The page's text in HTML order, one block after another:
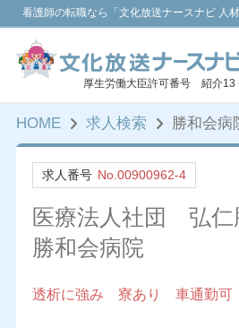
看護師の転職なら「文化放送ナースナビ 人
厚生労働大臣許可番号 紹介13
HOME 求人検索 勝和会病
求人番号 No.00900962-4
医療法人社団 弘仁
勝和会病院
透析に強み 寮あり 車通勤可